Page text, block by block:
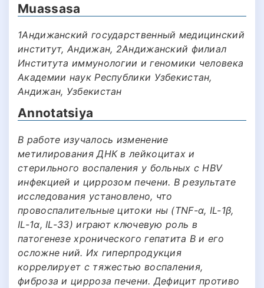
Muassasa
1Андижанский государственный медицинский
институт, Андижан, 2Андижанский филиал
Института иммунологии и геномики человека
Академии наук Республики Узбекистан,
Андижан, Узбекистан
Annotatsiya
В работе изучалось изменение
метилирования ДНК в лейкоцитах и
стерильного воспаления у больных с HBV
инфекцией и циррозом печени. В результате
исследования установлено, что
провоспалительные цитоки ны (TNF-α, IL-1β,
IL-1α, IL-33) играют ключевую роль в
патогенезе хронического гепатита В и его
осложне ний. Их гиперпродукция
коррелирует с тяжестью воспаления,
фиброза и цирроза печени. Дефицит противо